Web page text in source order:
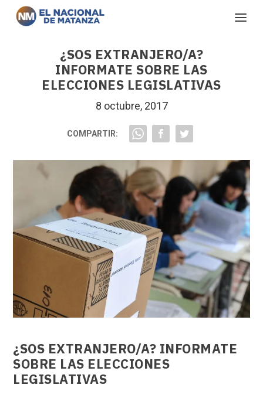
¿SOS EXTRANJERO/A?
INFORMATE SOBRE LAS
ELECCIONES LEGISLATIVAS
8 octubre, 2017
COMPARTIR:
¿SOS EXTRANJERO/A? INFORMATE
SOBRE LAS ELECCIONES
LEGISLATIVAS